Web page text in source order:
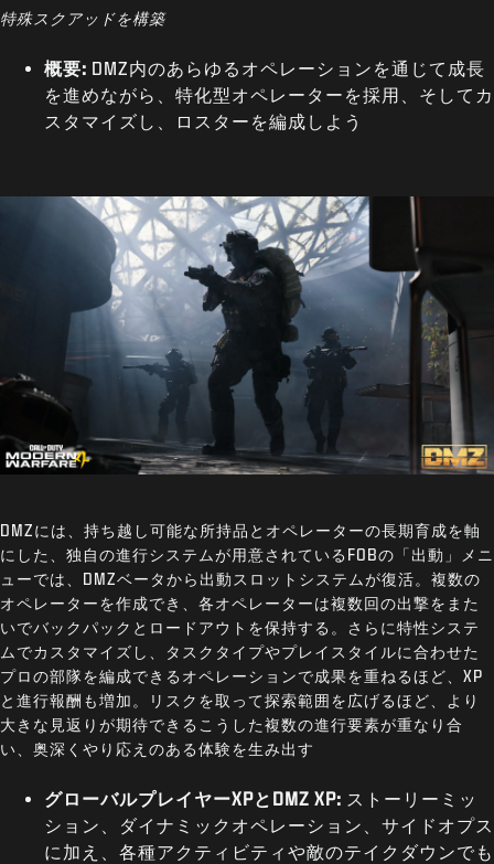
特殊スクアッドを構築
概要: DMZ内のあらゆるオペレーションを通じて成長
を進めながら、特化型オペレーターを採用、そしてカ
スタマイズし、ロスターを編成しよう
DMZには、持ち越し可能な所持品とオペレーターの長期育成を軸
にした、独自の進行システムが用意されているFOBの「出動」メニ
ューでは、DMZベータから出動スロットシステムが復活。複数の
オペレーターを作成でき、各オペレーターは複数回の出撃をまた
いでバックパックとロードアウトを保持する。さらに特性システ
ムでカスタマイズし、タスクタイプやプレイスタイルに合わせた
プロの部隊を編成できるオペレーションで成果を重ねるほど、XP
と進行報酬も増加。リスクを取って探索範囲を広げるほど、より
大きな見返りが期待できるこうした複数の進行要素が重なり合
い、奥深くやり応えのある体験を生み出す
グローバルプレイヤーXPとDMZ XP: ストーリーミッ
ション、ダイナミックオペレーション、サイドオプス
に加え、各種アクティビティや敵のテイクダウンでも